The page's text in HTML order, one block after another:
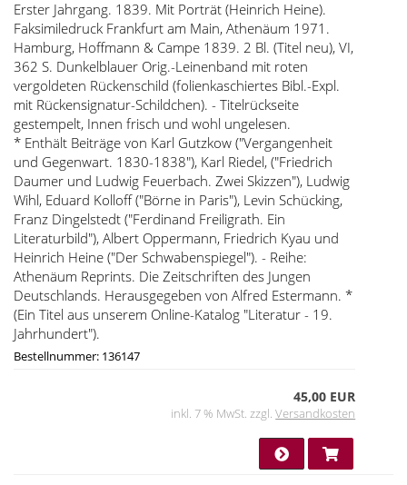
Erster Jahrgang. 1839. Mit Porträt (Heinrich Heine).
Faksimiledruck Frankfurt am Main, Athenäum 1971.
Hamburg, Hoffmann & Campe 1839. 2 Bl. (Titel neu), VI,
362 S. Dunkelblauer Orig.-Leinenband mit roten
vergoldeten Rückenschild (folienkaschiertes Bibl.-Expl.
mit Rückensignatur-Schildchen). - Titelrückseite
gestempelt, Innen frisch und wohl ungelesen.
* Enthält Beiträge von Karl Gutzkow ("Vergangenheit
und Gegenwart. 1830-1838"), Karl Riedel, ("Friedrich
Daumer und Ludwig Feuerbach. Zwei Skizzen"), Ludwig
Wihl, Eduard Kolloff ("Börne in Paris"), Levin Schücking,
Franz Dingelstedt ("Ferdinand Freiligrath. Ein
Literaturbild"), Albert Oppermann, Friedrich Kyau und
Heinrich Heine ("Der Schwabenspiegel"). - Reihe:
Athenäum Reprints. Die Zeitschriften des Jungen
Deutschlands. Herausgegeben von Alfred Estermann. *
(Ein Titel aus unserem Online-Katalog "Literatur - 19.
Jahrhundert").
Bestellnummer: 136147
45,00 EUR
inkl. 7 % MwSt. zzgl.Versandkosten